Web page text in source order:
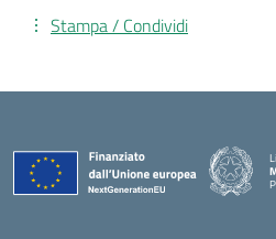
Stampa / Condividi